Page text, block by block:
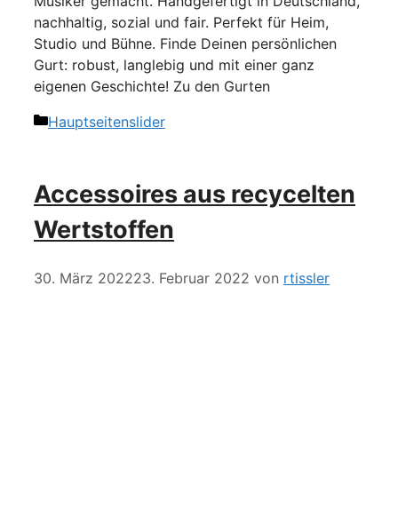
nachhaltig, sozial und fair. Perfekt für Heim,
Studio und Bühne. Finde Deinen persönlichen
Gurt: robust, langlebig und mit einer ganz
eigenen Geschichte! Zu den Gurten
Kategorien
Hauptseitenslider
Accessoires aus recycelten
Wertstoffen
30. März 202223. Februar 2022 von rtissler